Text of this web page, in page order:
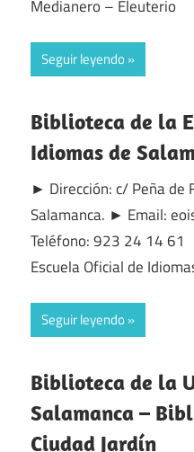
Medianero – Eleuterio
Seguir leyendo
Biblioteca de la
Idiomas de
► Dirección: c/ Peña de
Salamanca. ► Email:
Teléfono: 923 24 14 61
Escuela Oficial de
Seguir leyendo
Biblioteca de la
Salamanca –
Ciudad Jardín